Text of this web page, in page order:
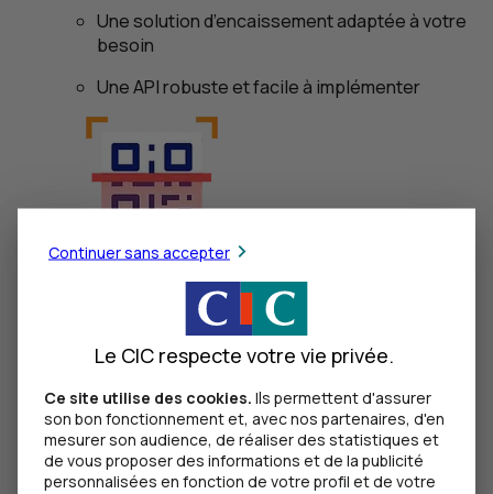
Une solution d’encaissement adaptée à votre
besoin
UneAPIrobuste et facile à implémenter
Authentification sans smartphone
: authentifiez-vous avec un
lecteur deQRcode
Protégez la consultation de vos comptes et vos
paiements en ligne en scannant simplement des
codes affichés à l’écran.
Continuer sans accepter
Le CIC respecte votre vie privée.
Ce site utilise des cookies. Ils permettent d'assurer
son bon fonctionnement et, avec nos partenaires, d'en
mesurer son audience, de réaliser des statistiques et
de vous proposer des informations et de la publicité
personnalisées en fonction de votre profil et de votre